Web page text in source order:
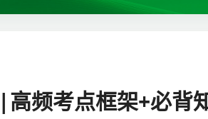
北京
内蒙古
职位表
面试补录
北京
内蒙古
位表
补录
北京
内蒙古
职位表
面试补录
北
内
频考点框架+必背